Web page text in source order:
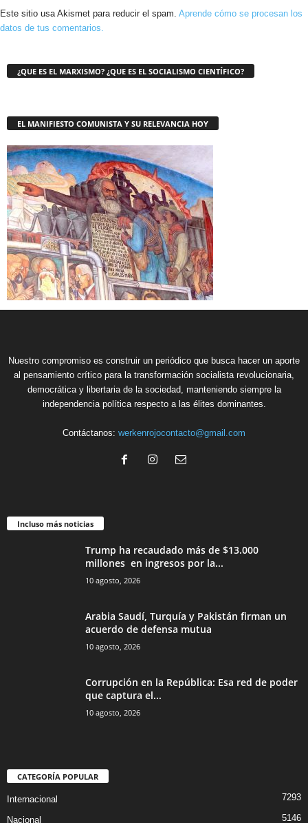
Este sitio usa Akismet para reducir el spam. Aprende cómo se procesan los
datos de tus comentarios.
¿QUE ES EL MARXISMO? ¿QUE ES EL SOCIALISMO CIENTÍFICO?
EL MANIFIESTO COMUNISTA Y SU RELEVANCIA HOY
Nuestro compromiso es construir un periódico que busca hacer un aporte
al pensamiento crítico para la transformación socialista revolucionaria,
democrática y libertaria de la sociedad, manteniendo siempre la
independencia política respecto a las élites dominantes.
Contáctanos: werkenrojocontacto@gmail.com
Incluso más noticias
Trump ha recaudado más de $13.000
millones en ingresos por la...
10 agosto, 2026
Arabia Saudí, Turquía y Pakistán firman un
acuerdo de defensa mutua
10 agosto, 2026
Corrupción en la República: Esa red de poder
que captura el...
10 agosto, 2026
CATEGORÍA POPULAR
Internacional 7293
Nacional 5146